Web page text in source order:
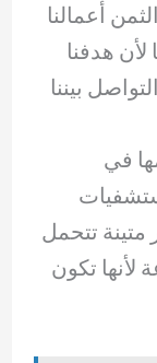
أعمالنا
هدفنا
بيننا
في
تتحمل
لأنها تكون